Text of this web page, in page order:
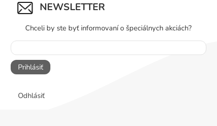
NEWSLETTER
Chceli by ste byť informovaní o špeciálnych akciách?
Prihlásiť
Odhlásiť